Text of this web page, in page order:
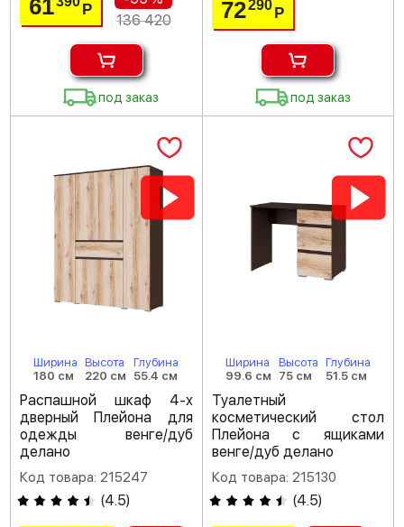
61 Р
136 420
под заказ
72290 Р
под заказ
Ширина
180 см
Высота
220 см
Глубина
55.4 см
Распашной шкаф 4-х
дверный Плейона для
одежды венге/дуб
делано
Код товара: 215247
(4.5)
Ширина
99.6 см
Высота
75 см
Глубина
51.5 см
Туалетный
косметический стол
Плейона с ящиками
венге/дуб делано
Код товара: 215130
(4.5)